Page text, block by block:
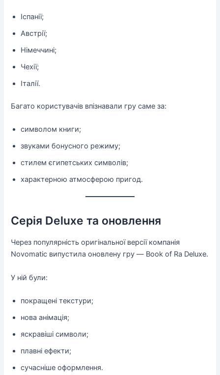
Іспанії;
Австрії;
Німеччині;
Чехії;
Італії.
Багато користувачів впізнавали гру саме за:
символом книги;
звуками бонусного режиму;
стилем єгипетських символів;
характерною атмосферою пригод.
Серія Deluxe та оновлення
Через популярність оригінальної версії компанія
Novomatic випустила оновлену гру — Book of Ra Deluxe.
У ній були:
покращені текстури;
нова анімація;
яскравіші символи;
плавні ефекти;
сучасніше оформлення.